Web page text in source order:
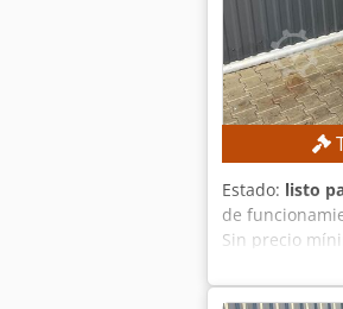
Estado: listo
de
Sin precio
Altura total:
fabricación de